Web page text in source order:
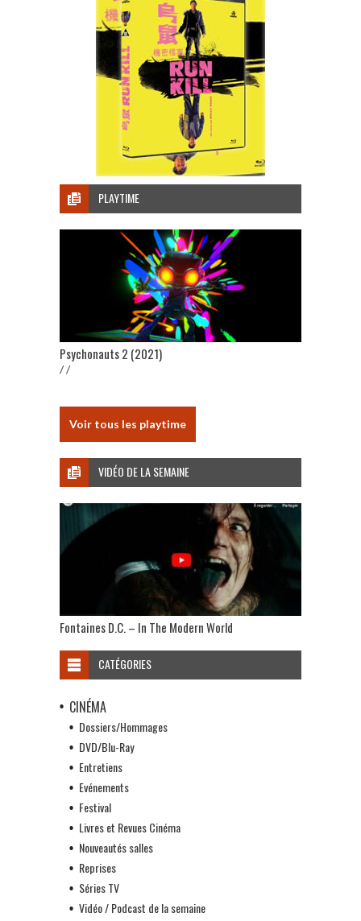
PLAYTIME
Psychonauts 2 (2021)
/ /
Voir tous les playtime
VIDÉO DE LA SEMAINE
Fontaines D.C. – In The Modern World
CATÉGORIES
CINÉMA
Dossiers/Hommages
DVD/Blu-Ray
Entretiens
Evénements
Festival
Livres et Revues Cinéma
Nouveautés salles
Reprises
Séries TV
Vidéo / Podcast de la semaine